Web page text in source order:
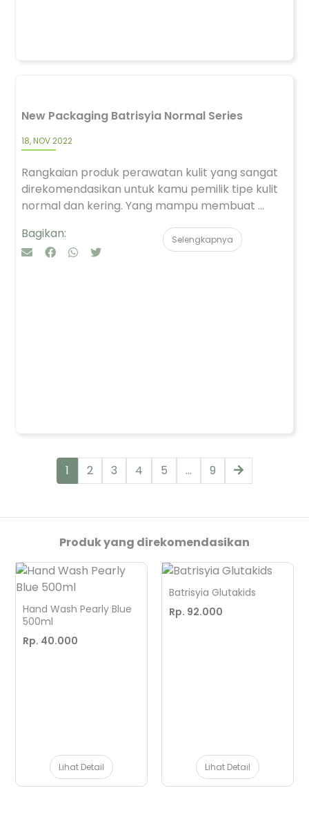
New Packaging Batrisyia Normal Series
18, NOV 2022
Rangkaian produk perawatan kulit yang sangat
direkomendasikan untuk kamu pemilik tipe kulit
normal dan kering. Yang mampu membuat ...
Bagikan:
Selengkapnya
1 2 3 4 5 ... 9
Produk yang direkomendasikan
Hand Wash Pearly Blue
500ml
Rp. 40.000
Lihat Detail
Batrisyia Glutakids
Rp. 92.000
Lihat Detail